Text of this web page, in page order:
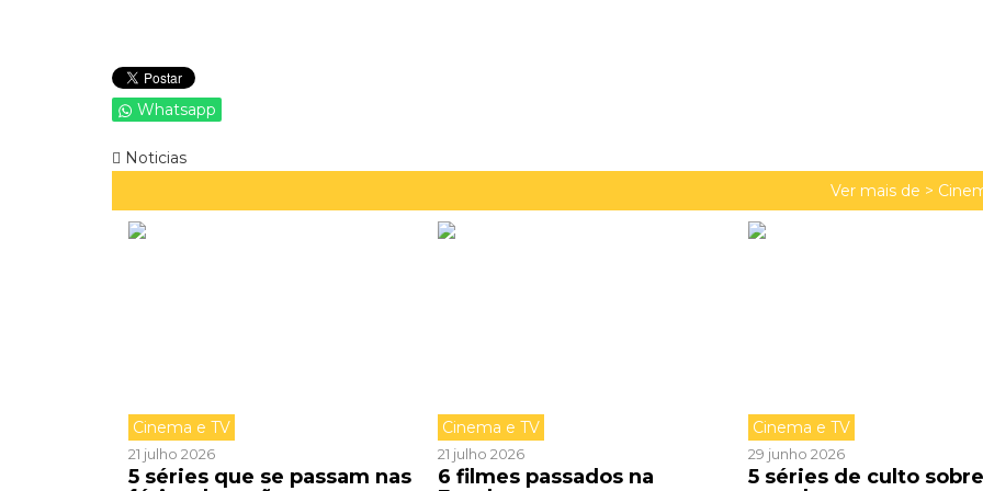
Whatsapp
Noticias
Ver mais de >
Cinema e TV
21 julho 2026
5 séries que se passam nas
Cinema e TV
21 julho 2026
6 filmes passados na
Cinema e TV
29 junho 2026
5 séries de culto sobre